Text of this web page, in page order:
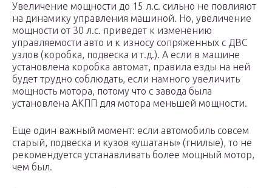
Увеличение мощности до 15 л.с. сильно не повлияют
на динамику управления машиной. Но, увеличение
мощности от 30 л.с. приведет к изменению
управляемости авто и к износу сопряженных с ДВС
узлов (коробка, подвеска и т.д.). А если в машине
установлена коробка автомат, правила езды на ней
будет трудно соблюдать, если намного увеличить
мощность мотора, потому что с завода была
установлена АКПП для мотора меньшей мощности.
Еще один важный момент: если автомобиль совсем
старый, подвеска и кузов «ушатаны» (гнилые), то не
рекомендуется устанавливать более мощный мотор,
чем был.